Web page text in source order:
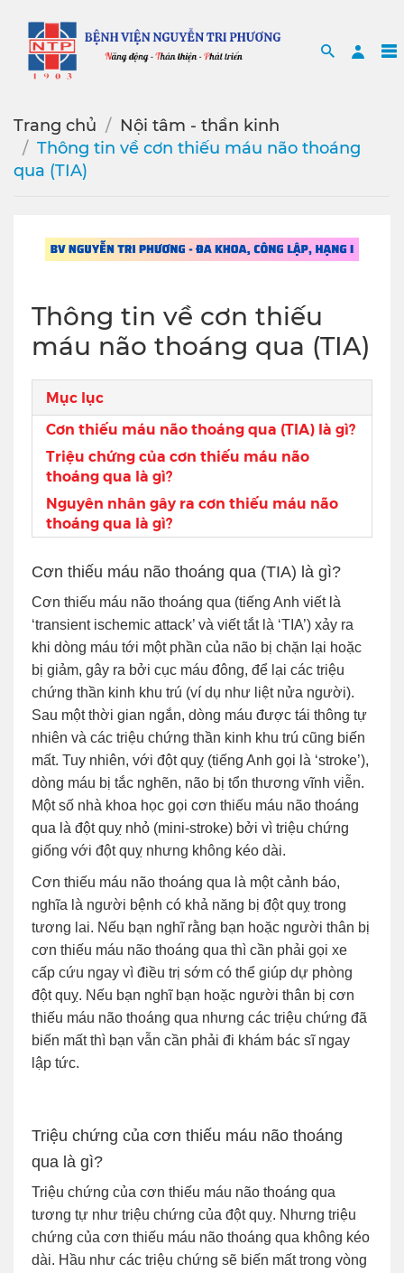
Search
Trang chủ
Nội tâm - thần kinh
Thông tin về cơn thiếu máu não thoáng
qua (TIA)
Thông tin về cơn thiếu
máu não thoáng qua (TIA)
Mục lục
Cơn thiếu máu não thoáng qua (TIA) là gì?
Triệu chứng của cơn thiếu máu não
thoáng qua là gì?
Nguyên nhân gây ra cơn thiếu máu não
thoáng qua là gì?
Cơn thiếu máu não thoáng qua (TIA) là gì?
Cơn thiếu máu não thoáng qua (tiếng Anh viết là
‘transient ischemic attack’ và viết tắt là ‘TIA’) xảy ra
khi dòng máu tới một phần của não bị chặn lại hoặc
bị giảm, gây ra bởi cục máu đông, để lại các triệu
chứng thần kinh khu trú (ví dụ như liệt nửa người).
Sau một thời gian ngắn, dòng máu được tái thông tự
nhiên và các triệu chứng thần kinh khu trú cũng biến
mất. Tuy nhiên, với đột quỵ (tiếng Anh gọi là ‘stroke’),
dòng máu bị tắc nghẽn, não bị tổn thương vĩnh viễn.
Một số nhà khoa học gọi cơn thiếu máu não thoáng
qua là đột quỵ nhỏ (mini-stroke) bởi vì triệu chứng
giống với đột quỵ nhưng không kéo dài.
Cơn thiếu máu não thoáng qua là một cảnh báo,
nghĩa là người bệnh có khả năng bị đột quỵ trong
tương lai. Nếu bạn nghĩ rằng bạn hoặc người thân bị
cơn thiếu máu não thoáng qua thì cần phải gọi xe
cấp cứu ngay vì điều trị sớm có thể giúp dự phòng
đột quỵ. Nếu bạn nghĩ bạn hoặc người thân bị cơn
thiếu máu não thoáng qua nhưng các triệu chứng đã
biến mất thì bạn vẫn cần phải đi khám bác sĩ ngay
lập tức.
Triệu chứng của cơn thiếu máu não thoáng
qua là gì?
Triệu chứng của cơn thiếu máu não thoáng qua
tương tự như triệu chứng của đột quỵ. Nhưng triệu
chứng của cơn thiếu máu não thoáng qua không kéo
dài. Hầu như các triệu chứng sẽ biến mất trong vòng